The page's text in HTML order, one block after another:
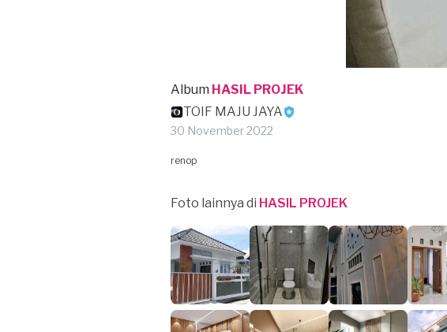
Album HASIL PROJEK
TOIF MAJU JAYA
30 November 2022
renop
Foto lainnya di HASIL PROJEK